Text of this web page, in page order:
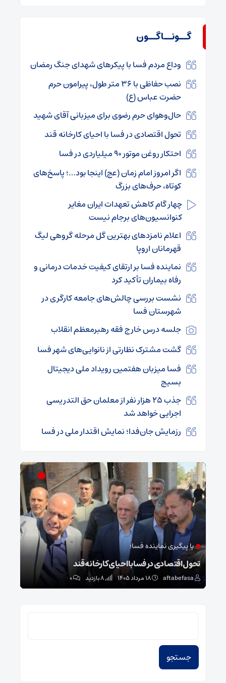
گــونــاگــون
وداع مردم فسا با پیکرهای شهدای جنگ رمضان
نصب حفاظی با ۳۶ متر طول، پیرامون حرم
حضرت عباس (ع)
حال‌وهوای حرم رضوی برای میزبانی آقای شهید
تحول اقتصادی در فسا با احیای کارخانه قند
احتکار روغن موتور ۹۰ میلیاردی در فسا
اگر امروز امام زمان (عج) اینجا بود…؛ پاسخ‌های
کوتاه، حرف‌های بزرگ
چهار گام کاهش تعهدات ایران مغایر
کنوانسیون‌های برجام نیست
اعلام نامزدهای بهترین گل مرحله گروهی لیگ
قهرمانان اروپا
نماینده فسا بر ارتقای کیفیت خدمات درمانی و
رفاه بیماران تأکید کرد
نشست بررسی چالش‌های جامعه کارگری در
شهرستان فسا
جلسه درس خارج فقه رهبرمعظم انقلاب
گشت مشترک نظارتی از نانوایی‌های شهر فسا
فسا میزبان هفتمین رویداد ملی دیجیتال
بسیج
جذب ۲۵ هزار نفر از معلمان حق التدریسی
اجرایی خواهد شد
رزمایش جان‌فدا؛ نمایش اقتدار ملی در فسا
با پیگیری نماینده فسا؛
تحول اقتصادی در فسا با احیای کارخانه قند
aftabefasa ۱۸ مرداد ۱۴۰۵ 8 بازدید ۰